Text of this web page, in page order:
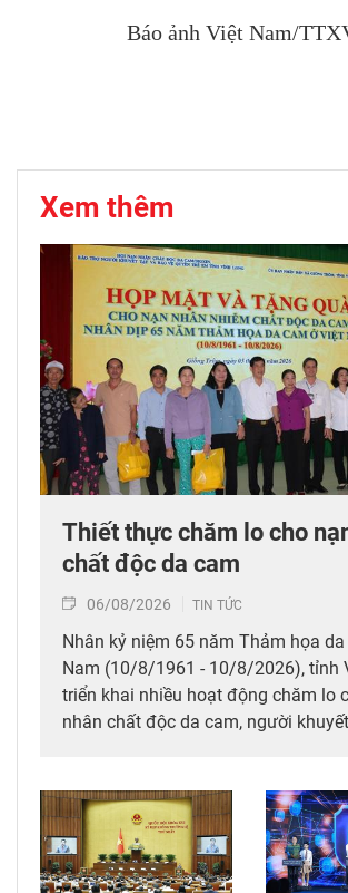
Báo ảnh Việt Nam/
Xem thêm
Thiết thực chăm lo cho
chất độc da cam
06/08/2026 TIN TỨC
Nhân kỷ niệm 65 năm Thảm họa
Nam (10/8/1961 - 10/8/2026), tỉnh
triển khai nhiều hoạt động chăm lo
nhân chất độc da cam, người
da cam, góp phần bảo đảm an sinh